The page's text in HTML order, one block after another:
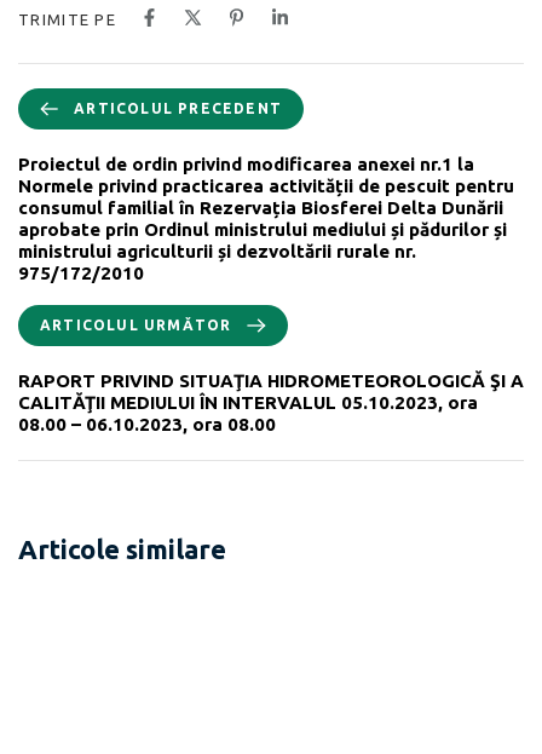
TRIMITE PE
ARTICOLUL PRECEDENT
Proiectul de ordin privind modificarea anexei nr.1 la
Normele privind practicarea activității de pescuit pentru
consumul familial în Rezervația Biosferei Delta Dunării
aprobate prin Ordinul ministrului mediului și pădurilor și
ministrului agriculturii și dezvoltării rurale nr.
975/172/2010
ARTICOLUL URMĂTOR
RAPORT PRIVIND SITUAŢIA HIDROMETEOROLOGICĂ ŞI A
CALITĂŢII MEDIULUI ÎN INTERVALUL 05.10.2023, ora
08.00 – 06.10.2023, ora 08.00
Articole similare